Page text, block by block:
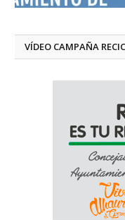
VÍDEO CAMPAÑA